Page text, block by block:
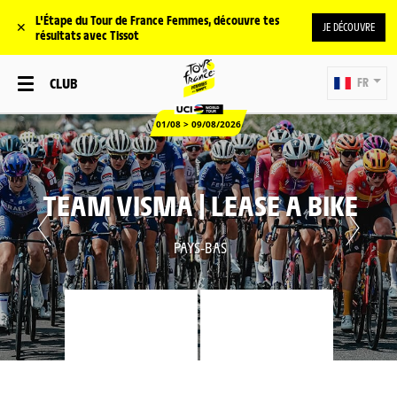
✕
L'Étape du Tour de France Femmes, découvre tes
résultats avec Tissot
JE DÉCOUVRE
CLUB
01/08 > 09/08/2026
FR
TEAM VISMA | LEASE A BIKE
PAYS-BAS